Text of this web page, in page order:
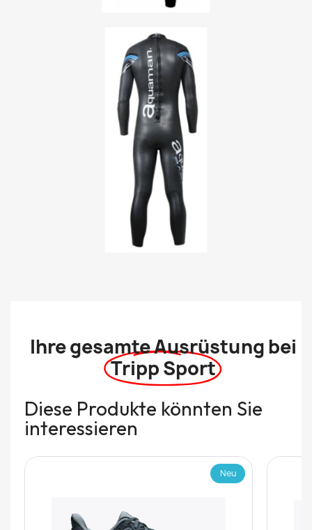
Ihre gesamte Ausrüstung bei
Tripp Sport
Diese Produkte könnten Sie
interessieren
Neu